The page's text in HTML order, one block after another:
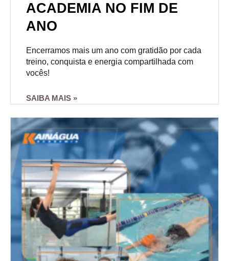
ACADEMIA NO FIM DE
ANO
Encerramos mais um ano com gratidão por cada
treino, conquista e energia compartilhada com
vocês!
SAIBA MAIS »